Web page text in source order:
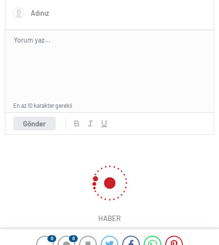
0 0
Gönder
En az 10 karakter gerekli
HABER